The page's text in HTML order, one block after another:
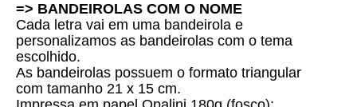
=> BANDEIROLAS COM O NOME
Cada letra vai em uma bandeirola e
personalizamos as bandeirolas com o tema
escolhido.
As bandeirolas possuem o formato triangular
com tamanho 21 x 15 cm.